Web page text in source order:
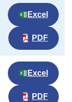
Excel
PDF
Excel
PDF